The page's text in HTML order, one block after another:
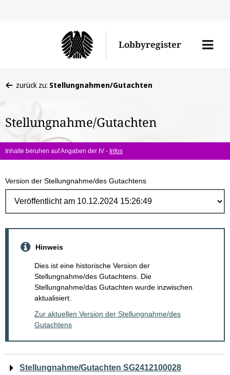
Lobbyregister
Menü
befinden
hier:
zurück zu: Stellungnahmen/Gutachten
Stellungnahme/Gutachten
Inhalte beruhen auf Angaben der IV - Infos
Version der Stellungnahme/des Gutachtens
Hinweis
Dies ist eine historische Version der
Stellungnahme/des Gutachtens. Die
Stellungnahme/das Gutachten wurde inzwischen
aktualisiert.
Zur aktuellen Version der Stellungnahme/des
Gutachtens
Navigation
Stellungnahme/Gutachten SG2412100028